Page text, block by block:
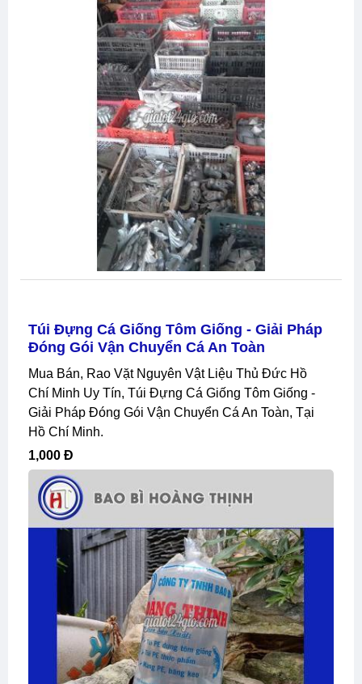
Túi Đựng Cá Giống Tôm Giống - Giải Pháp
Đóng Gói Vận Chuyển Cá An Toàn
Mua Bán, Rao Vặt Nguyên Vật Liệu Thủ Đức Hồ
Chí Minh Uy Tín, Túi Đựng Cá Giống Tôm Giống -
Giải Pháp Đóng Gói Vận Chuyển Cá An Toàn, Tại
Hồ Chí Minh.
1,000 Đ